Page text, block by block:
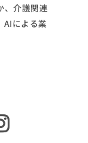
、介護関連
AIによる業
instagram